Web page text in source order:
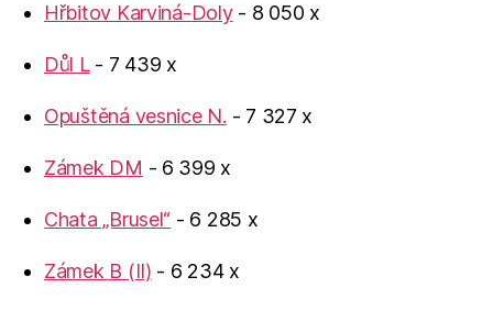
Hřbitov Karviná-Doly- 8 050 x
Důl L- 7 439 x
Opuštěná vesnice N. - 7 327 x
Zámek DM - 6 399 x
Chata „Brusel“ - 6 285 x
Zámek B (II) - 6 234 x